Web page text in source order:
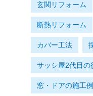
玄関リフォーム
断熱リフォーム
カバー工法
サッシ屋2代目の
窓・ドアの施工